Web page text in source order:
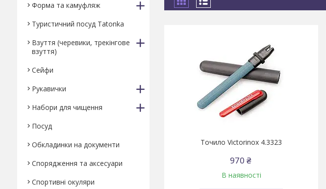
Точило Victorinox 4.3323
970 ₴
В наявності
Форма та камуфляж
Туристичний посуд Tatonka
Взуття (черевики, трекінгове
взуття)
Сейфи
Рукавички
Набори для чищення
Посуд
Обкладинки на документи
Спорядження та аксесуари
Спортивні окуляри